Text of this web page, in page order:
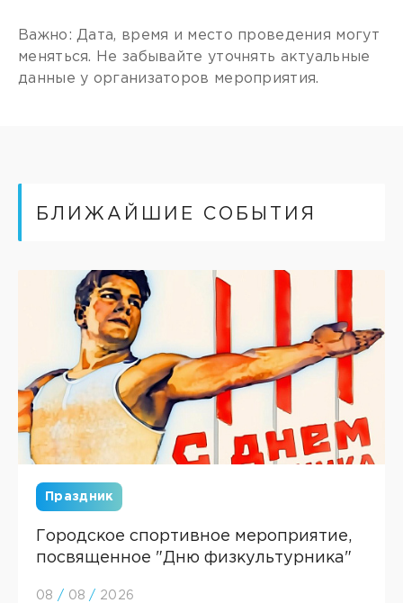
Важно: Дата, время и место проведения могут
меняться. Не забывайте уточнять актуальные
данные у организаторов мероприятия.
БЛИЖАЙШИЕ СОБЫТИЯ
Праздник
Городское спортивное мероприятие,
посвященное "Дню физкультурника"
08 / 08 / 2026